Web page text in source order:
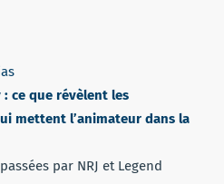
: ce que révèlent les
mettent l’animateur dans la
par NRJ et Legend